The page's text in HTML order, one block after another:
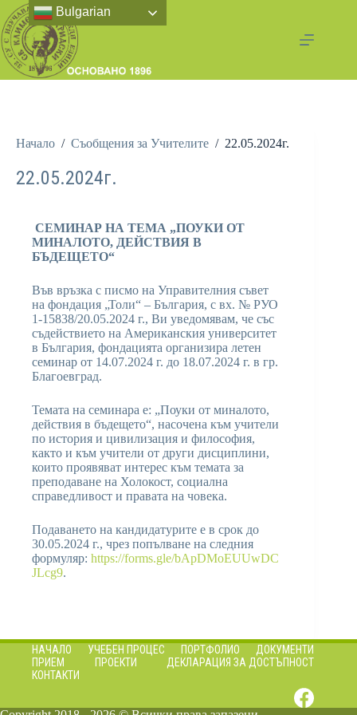
Начало / Съобщения за Учителите / 22.05.2024г.
22.05.2024г.
СЕМИНАР НА ТЕМА „ПОУКИ ОТ
МИНАЛОТО, ДЕЙСТВИЯ В
БЪДЕЩЕТО“
Във връзка с писмо на Управителния съвет
на фондация „Толи“ – България, с вх. № РУО
1-15838/20.05.2024 г., Ви уведомявам, че със
съдействието на Американския университет
в България, фондацията организира летен
семинар от 14.07.2024 г. до 18.07.2024 г. в гр.
Благоевград.
Темата на семинара е: „Поуки от миналото,
действия в бъдещето“, насочена към учители
по история и цивилизация и философия,
както и към учители от други дисциплини,
които проявяват интерес към темата за
преподаване на Холокост, социална
справедливост и правата на човека.
Подаването на кандидатурите е в срок до
30.05.2024 г., чрез попълване на следния
формуляр: https://forms.gle/bApDMoEUUwDC
JLcg9.
НАЧАЛО УЧЕБЕН ПРОЦЕС ПОРТФОЛИО
ДОКУМЕНТИ
ПРИЕМ
ПРОЕКТИ
ДЕКЛАРАЦИЯ ЗА ДОСТЪПНОСТ
КОНТАКТИ
Bulgarian